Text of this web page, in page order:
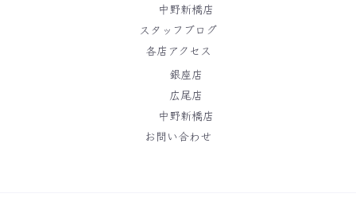
中野新橋店
スタッフブログ
各店アクセス
銀座店
広尾店
中野新橋店
お問い合わせ